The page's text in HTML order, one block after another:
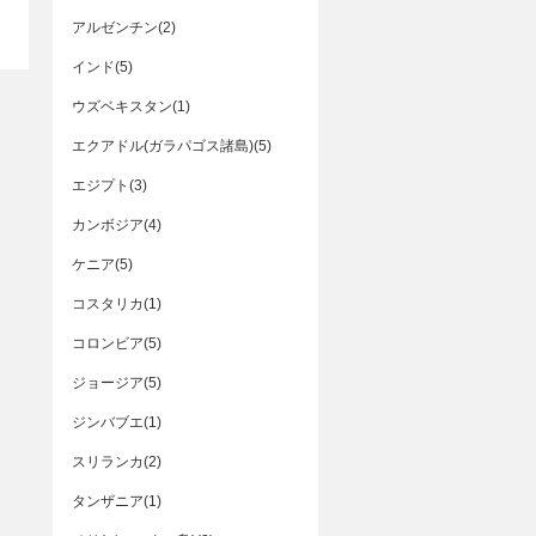
アルゼンチン(2)
インド(5)
ウズベキスタン(1)
エクアドル(ガラパゴス諸島)(5)
エジプト(3)
カンボジア(4)
ケニア(5)
コスタリカ(1)
コロンビア(5)
ジョージア(5)
ジンバブエ(1)
スリランカ(2)
タンザニア(1)